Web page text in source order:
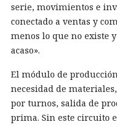
serie, movimientos e
conectado a ventas y
menos lo que no existe
acaso».
El módulo de
necesidad de
por turnos, salida de
prima. Sin este circuito